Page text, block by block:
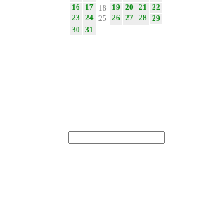
16
17 18 19 20 21
22
23
24 25 26 27 28
29
30
31